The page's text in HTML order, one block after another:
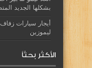
بشكلها الجديد
أيجار سيارات
ليموزين
الأكثر بحثاً